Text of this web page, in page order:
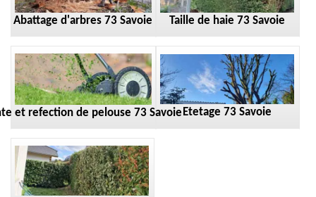
Abattage d'arbres 73 Savoie Taille de haie 73 Savoie
et refection de pelouse 73 Savoie Etetage 73 Savoie